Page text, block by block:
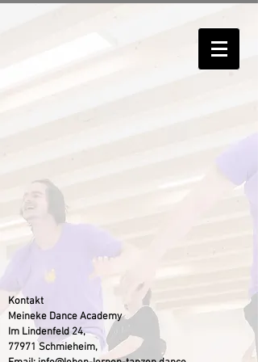
Kontakt
Meineke Dance Academy
Im Lindenfeld 24,
77971 Schmieheim,